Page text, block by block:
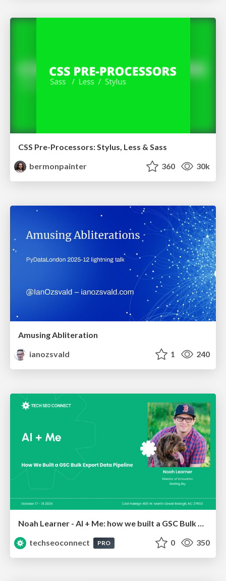
CSS Pre-Processors: Stylus, Less & Sass
bermonpainter
360 30k
Amusing Abliteration
ianozsvald
1 240
Noah Learner - AI + Me: how we built a GSC Bulk Export data pipeline
techseoconnect
PRO 0 350